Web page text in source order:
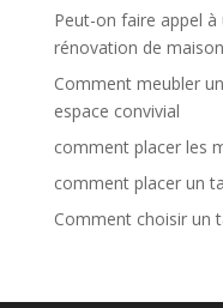
Peut-on faire appel
rénovation de
Comment meubler
espace convivial
comment placer les
comment placer un
Comment choisir un